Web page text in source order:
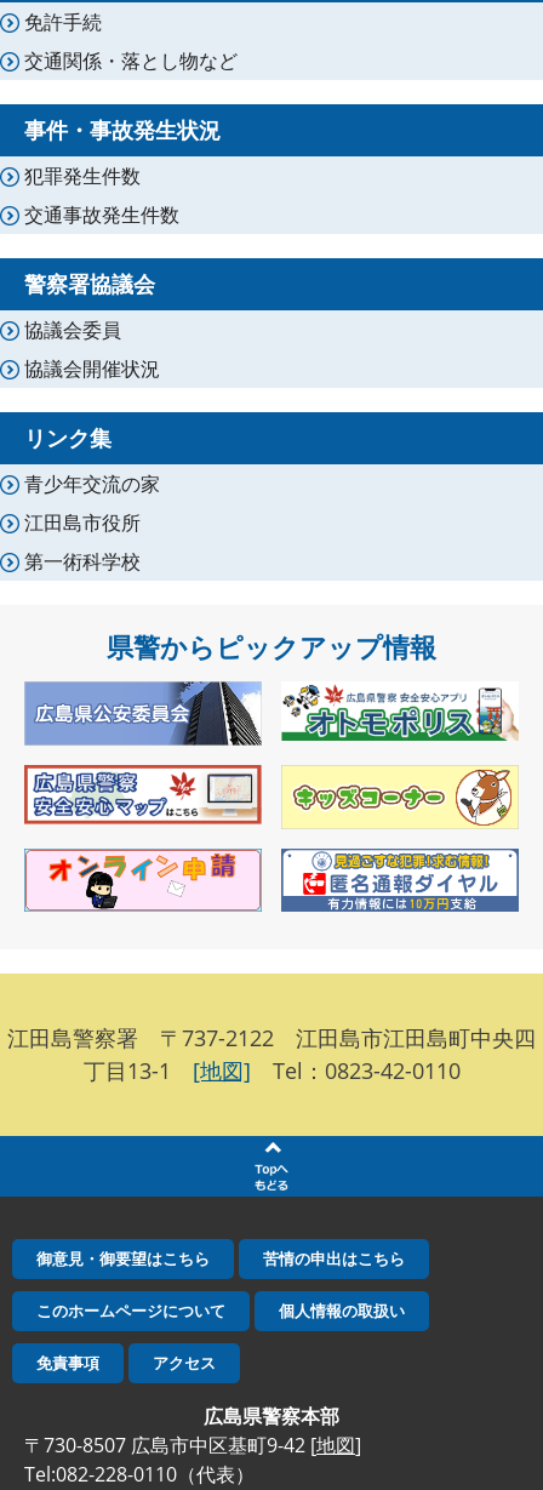
免許手続
交通関係・落とし物など
事件・事故発生状況
犯罪発生件数
交通事故発生件数
警察署協議会
協議会委員
協議会開催状況
リンク集
青少年交流の家
江田島市役所
第一術科学校
県警からピックアップ情報
江田島警察署 〒737-2122 江田島市江田島町中央四
丁目13-1 [地図] Tel：0823-42-0110
御意見・御要望はこちら 苦情の申出はこちら
このホームページについて 個人情報の取扱い
免責事項 アクセス
広島県警察本部
〒730-8507 広島市中区基町9-42 [地図]
Tel:082-228-0110（代表）